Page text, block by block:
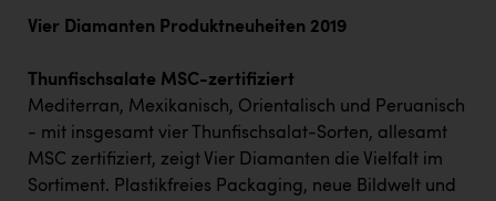
Vier Diamanten Produktneuheiten 2019
Thunfischsalate MSC-zertifiziert
Mediterran, Mexikanisch, Orientalisch und Peruanisch
- mit insgesamt vier Thunfischsalat-Sorten, allesamt
MSC zertifiziert, zeigt Vier Diamanten die Vielfalt im
Sortiment. Plastikfreies Packaging, neue Bildwelt und